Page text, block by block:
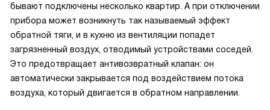
бывают подключены несколько квартир. А при отключении
прибора может возникнуть так называемый эффект
обратной тяги, и в кухню из вентиляции попадет
загрязненный воздух, отводимый устройствами соседей.
Это предотвращает антивозвратный клапан: он
автоматически закрывается под воздействием потока
воздуха, который двигается в обратном направлении.